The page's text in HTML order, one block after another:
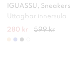
IGUASSU, Sneakers
Uttagbar innersula
280 kr 599 kr